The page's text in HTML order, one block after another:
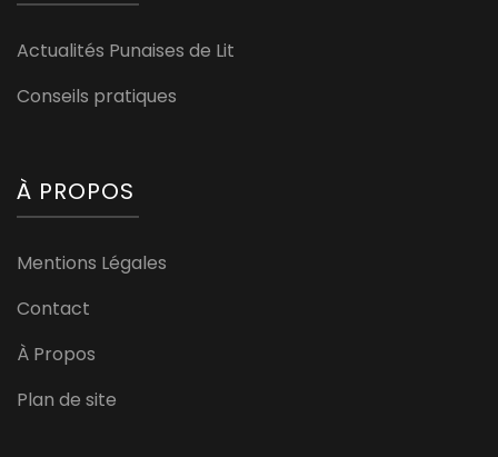
Actualités Punaises de Lit
Conseils pratiques
À PROPOS
Mentions Légales
Contact
À Propos
Plan de site